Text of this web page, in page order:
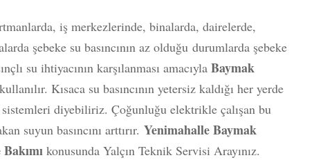
iş merkezlerinde, binalarda, dairelerde,
şebeke su basıncının az olduğu durumlarda şebeke
su ihtiyacının karşılanması amacıylaBaymak
Kısaca su basıncının yetersiz kaldığı her yerde
sistemleri diyebiliriz. Çoğunluğu elektrikle çalışan bu
suyun basıncını arttırır. Yenimahalle Baymak
konusunda Yalçın Teknik Servisi Arayınız.